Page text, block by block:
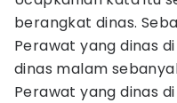
berangkat dinas.
Perawat yang dinas
dinas malam
Perawat yang dinas